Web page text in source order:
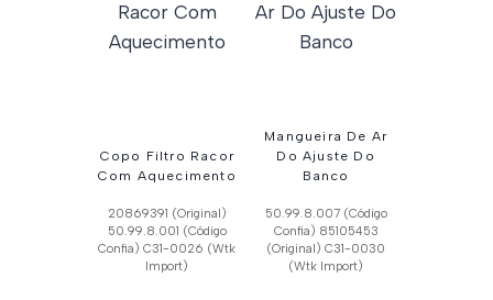
Copo Filtro Racor
Com Aquecimento
20869391 (Original)
50.99.8.001 (Código
Confia) C31-0026 (Wtk
Import)
Mangueira De Ar
Do Ajuste Do
Banco
50.99.8.007 (Código
Confia) 85105453
(Original) C31-0030
(Wtk Import)